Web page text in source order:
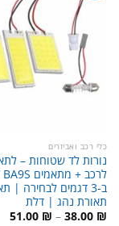
כלי רכב ואביזרים
נורות לד שטוחות –
ב-3 דגמים לבחירה |
תאורת נהג | דלת
38.00 ₪
–
51.00 ₪